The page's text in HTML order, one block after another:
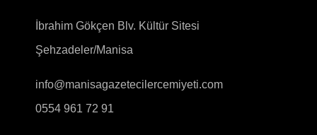
İbrahim Gökçen Blv. Kültür Sitesi
Şehzadeler/Manisa
info@manisagazetecilercemiyeti.com
0554 961 72 91